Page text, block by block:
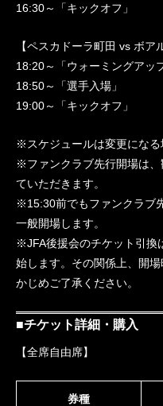
16:30～「キックオフ」
【ペスカドーラ町田 vs ボア
18:20～「ウォーミングアッ
18:50～「選手入場」
19:00～「キックオフ」
※スケジュールは変更になる
※ファンクラブ先行開場は
ていただきます。
※15:30前でもファンクラブ
一般開場します。
※JFA後援会のチケット引換
始します。その関係上、開
かじめご了承ください。
■チケット詳細・購入
【全席自由席】
券種